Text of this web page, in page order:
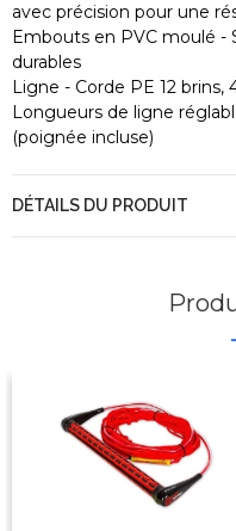
avec précision pour une
Embouts en PVC moulé -
durables
Ligne - Corde PE 12
Longueurs de ligne
(poignée incluse)
DÉTAILS DU PRODUIT